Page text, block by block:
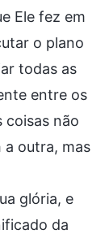
Ele fez em
o plano
todas as
entre os
coisas não
a outra, mas
glória, e
da